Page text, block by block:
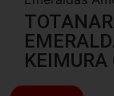
KEIMURA